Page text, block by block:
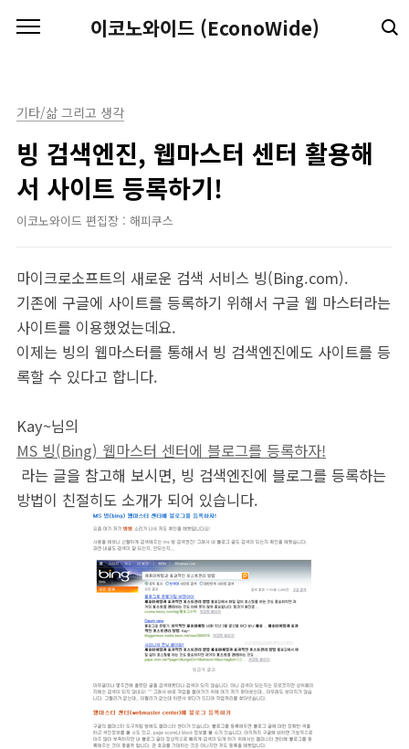
이코노와이드 (EconoWide)
기타/삶 그리고 생각
빙 검색엔진, 웹마스터 센터 활용해
서 사이트 등록하기!
이코노와이드 편집장 : 해피쿠스
마이크로소프트의 새로운 검색 서비스 빙(Bing.com).
기존에 구글에 사이트를 등록하기 위해서 구글 웹 마스터라는
사이트를 이용했었는데요.
이제는 빙의 웹마스터를 통해서 빙 검색엔진에도 사이트를 등
록할 수 있다고 합니다.
Kay~님의
MS 빙(Bing) 웹마스터 센터에 블로그를 등록하자!
라는 글을 참고해 보시면, 빙 검색엔진에 블로그를 등록하는
방법이 친절히도 소개가 되어 있습니다.